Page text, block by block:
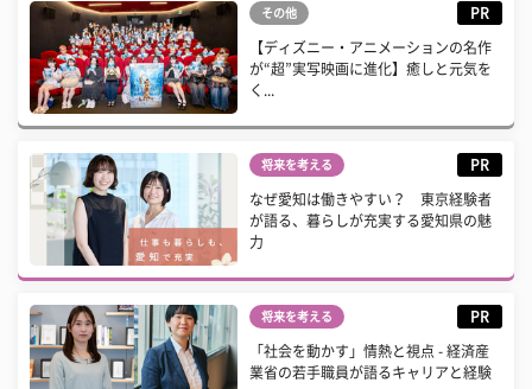
その他 PR
【ディズニー・アニメーションの名作
が“超”実写映画に進化】癒しと元気を
く...
将来を考える PR
なぜ愛知は働きやすい？ 東京経験者
が語る、暮らしが充実する愛知県の魅
力
将来を考える PR
「社会を動かす」情熱と視点 - 経済産
業省の若手職員が語るキャリアと経験